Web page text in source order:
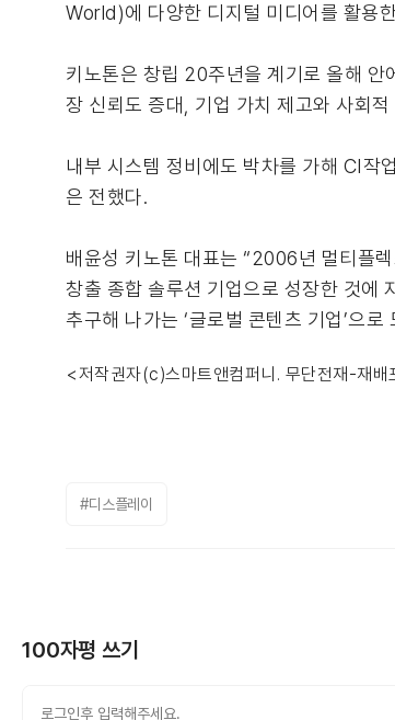
World)에 다양한 디지털 미디어를 활용
키노톤은 창립 20주년을 계기로 올해 안
장 신뢰도 증대, 기업 가치 제고와 사회
내부 시스템 정비에도 박차를 가해 CI작
은 전했다.
배윤성 키노톤 대표는 “2006년 멀티플
창출 종합 솔루션 기업으로 성장한 것에
추구해 나가는 ‘글로벌 콘텐츠 기업’으
<저작권자(c)스마트앤컴퍼니. 무단전재-재배
#디스플레이
100자평 쓰기